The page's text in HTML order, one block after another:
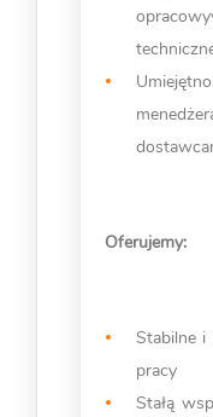
Oferujemy:
Stabilne i
pracy
Stałą